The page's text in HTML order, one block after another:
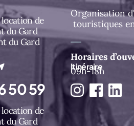
de
du Gard
du Gard
Itinéraire
50 59
de
du Gard
Organisation
touristiques
Horaires
09h-18h